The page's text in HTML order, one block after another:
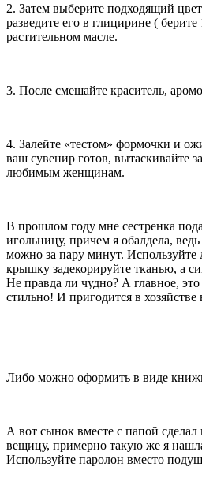
2. Затем выберите подходящий
разведите его в глицирине (
растительном масле.
3. После смешайте краситель,
4. Залейте «тестом» формочки и
ваш сувенир готов, вытаскивайте
любимым женщинам.
В прошлом году мне сестренка
игольницу, причем я обалдела,
можно за пару минут. Используйте
крышку задекорируйте тканью, а
Не правда ли чудно? А главное,
стильно! И пригодится в хозяйстве
Либо можно оформить в виде
А вот сынок вместе с папой
вещицу, примерно такую же я
Используйте паролон вместо